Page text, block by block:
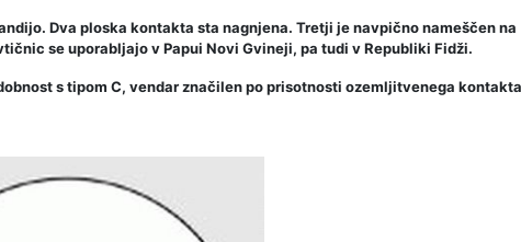
Dva ploska kontakta sta nagnjena. Tretji je navpično nameščen na
se uporabljajo v Papui Novi Gvineji, pa tudi v Republiki Fidži.
s tipom C, vendar značilen po prisotnosti ozemljitvenega